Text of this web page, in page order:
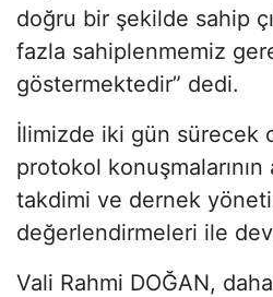
doğru bir şekilde sahip
fazla sahiplenmemiz
göstermektedir” dedi.
İlimizde iki gün sürecek
protokol konuşmalarının
takdimi ve dernek
değerlendirmeleri ile
Vali Rahmi DOĞAN,